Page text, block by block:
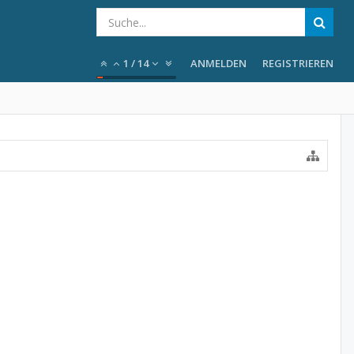
1 /14 ANMELDEN REGISTRIEREN